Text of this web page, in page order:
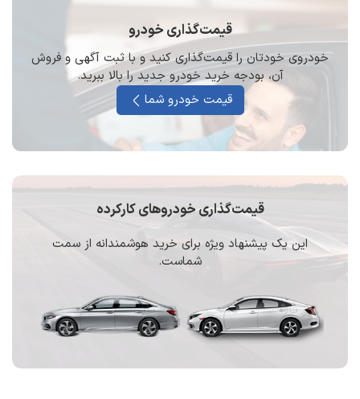
قیمت‌گذاری خودرو
خودروی خودتان را قیمت‌گذاری کنید و با ثبت آگهی و فروش
آن، بودجه خرید خودرو جدید را بالا ببرید.
قیمت خودرو شما
قیمت‌گذاری خودرو‌های کارکرده
این یک پیشنهاد ویژه برای خرید هوشمندانه از سمت
شماست.